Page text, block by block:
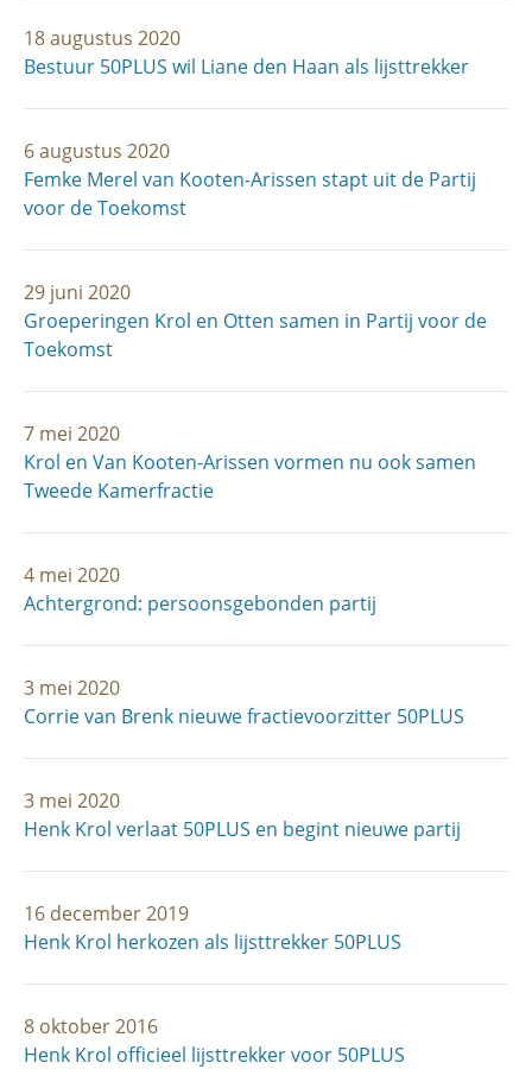
18 augustus 2020
Bestuur 50PLUS wil Liane den Haan als lijsttrekker
6 augustus 2020
Femke Merel van Kooten-Arissen stapt uit de Partij
voor de Toekomst
29 juni 2020
Groeperingen Krol en Otten samen in Partij voor de
Toekomst
7 mei 2020
Krol en Van Kooten-Arissen vormen nu ook samen
Tweede Kamerfractie
4 mei 2020
Achtergrond: persoonsgebonden partij
3 mei 2020
Corrie van Brenk nieuwe fractievoorzitter 50PLUS
3 mei 2020
Henk Krol verlaat 50PLUS en begint nieuwe partij
16 december 2019
Henk Krol herkozen als lijsttrekker 50PLUS
8 oktober 2016
Henk Krol officieel lijsttrekker voor 50PLUS